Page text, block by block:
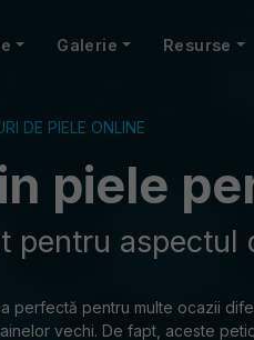
Galerie Resurse
DE PIELE ONLINE
piele
pentru aspectul
perfectă pentru multe ocazii
vechi. De fapt, aceste